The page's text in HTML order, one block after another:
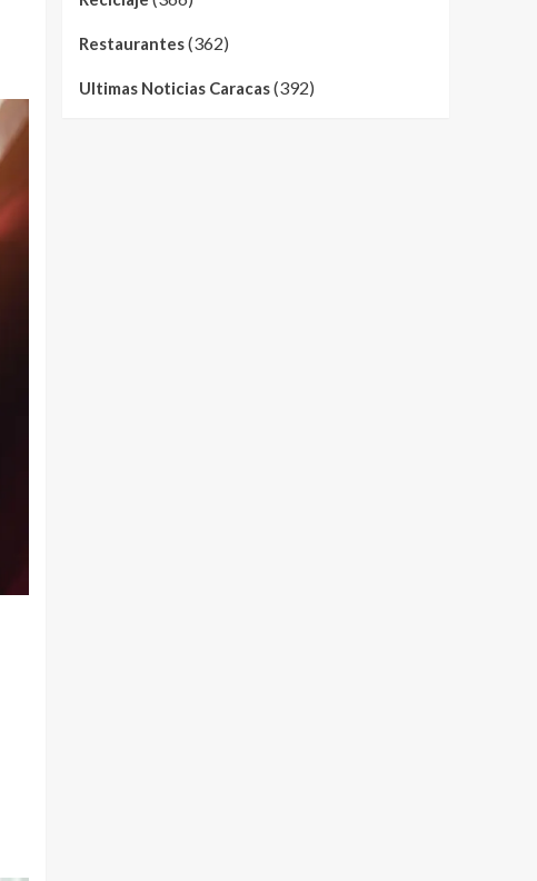
Restaurantes(362)
Ultimas Noticias Caracas(392)